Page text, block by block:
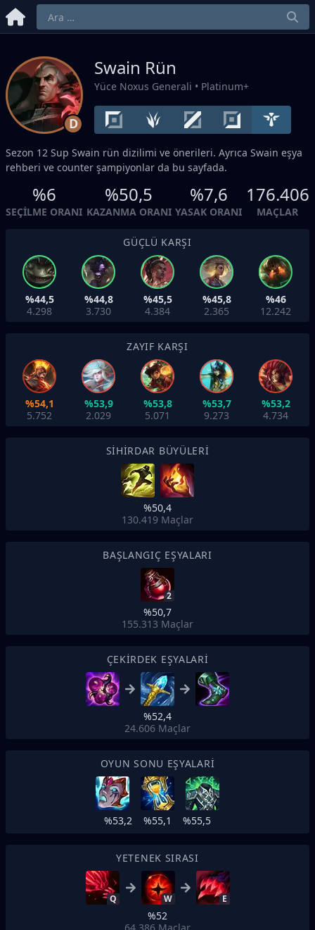
D
Swain Rün
Yüce Noxus Generali • Platinum+
Sezon 12 Sup Swain rün dizilimi ve önerileri. Ayrıca Swain eşya
rehberi ve counter şampiyonlar da bu sayfada.
%6
SEÇILME ORANI
%50,5
KAZANMA ORANI
%7,6
YASAK ORANI
176.406
MAÇLAR
GÜÇLÜ KARŞI
%44,5
4.298
%44,8
3.730
%45,5
4.384
%45,8
2.365
%46
12.242
ZAYIF KARŞI
%54,1
5.752
%53,9
2.029
%53,8
5.071
%53,7
9.273
%53,2
4.734
SIHIRDAR BÜYÜLERI
%50,4
130.419 Maçlar
BAŞLANGIÇ EŞYALARI
2
%50,7
155.313 Maçlar
ÇEKIRDEK EŞYALARI
%52,4
24.606 Maçlar
OYUN SONU EŞYALARI
%53,2 %55,1 %55,5
YETENEK SIRASI
Q W E
%52